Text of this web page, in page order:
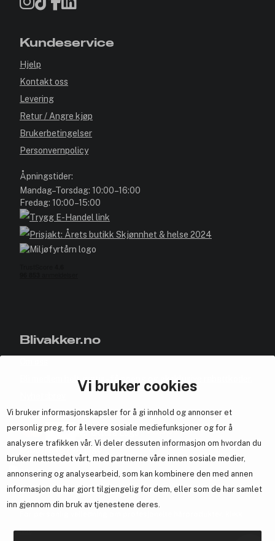
Vi bruker cookies
Vi bruker informasjonskapsler for å gi innhold og annonser et
personlig preg, for å levere sosiale mediefunksjoner og for å
analysere trafikken vår. Vi deler dessuten informasjon om hvordan du
bruker nettstedet vårt, med partnerne våre innen sosiale medier,
annonsering og analysearbeid, som kan kombinere den med annen
informasjon du har gjort tilgjengelig for dem, eller som de har samlet
inn gjennom din bruk av tjenestene deres.
Kundeservice
Hjelp
Kontakt oss
Levering
Retur / Angre kjøp
Brukerbetingelser
Personvernpolicy
Åpningstider:
Mandag–Torsdag: 10:00–16:00
Fredag: 10:00–15:00
Blivakker.no
Bli medlem helt gratis - få poeng og eksklusive rabattkoder.
Samarbeid med oss
En del avBrandsdal Group AS
her.